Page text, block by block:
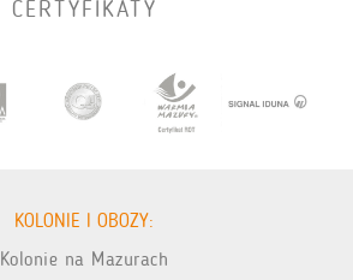
CERTYFIKATY
KOLONIE I OBOZY:
Kolonie na Mazurach